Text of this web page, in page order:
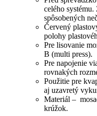
celého
spôsobených
Červený
polohy
Pre lisovanie
B (multi press).
Pre napojenie
rovnakých
Použitie pre
aj uzavretý
Materiál –
krúžok.